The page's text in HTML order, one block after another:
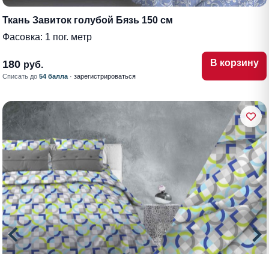
Ткань Завиток голубой Бязь 150 см
Фасовка: 1 пог. метр
180 руб.
Списать до 54 балла · зарегистрироваться
В корзину